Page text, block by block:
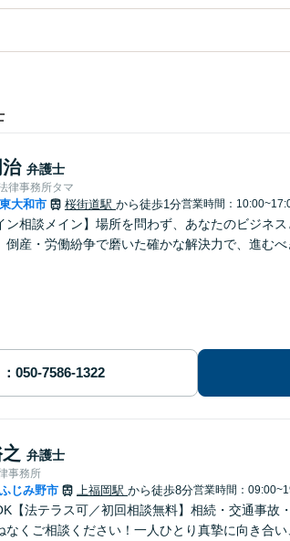
弁護士
律事務所タマ
東大和市 桜街道駅 から徒歩1分営業時間：
ン相談メイン】場所を問わず、あなたのビジネ
倒産・労働紛争で磨いた確かな解決力で、進む
弁護士
事務所
ふじみ野市 上福岡駅 から徒歩8分営業時間：
【法テラス可／初回相談無料】相続・交通事
なくご相談ください！一人ひとり真摯に向き合